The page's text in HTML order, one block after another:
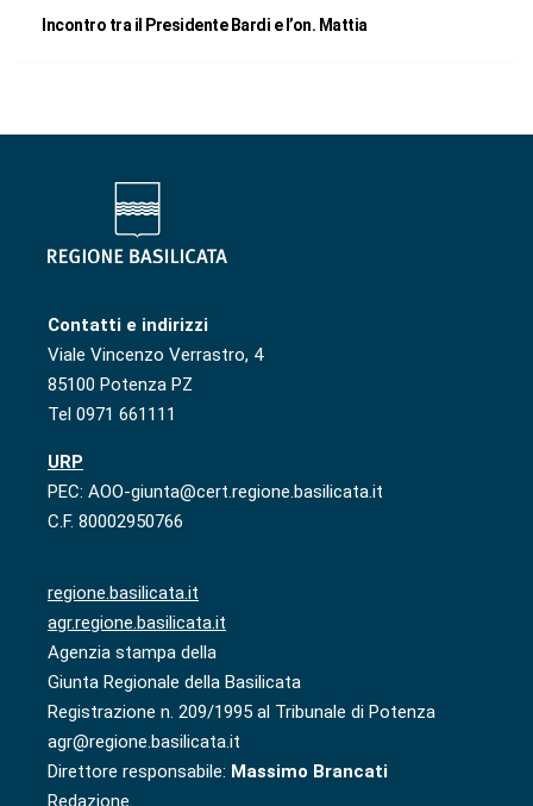
Incontro tra il Presidente Bardi e l’on. Mattia
Contatti e indirizzi
Viale Vincenzo Verrastro, 4
85100 Potenza PZ
Tel 0971 661111
URP
PEC: AOO-giunta@cert.regione.basilicata.it
C.F. 80002950766
regione.basilicata.it
agr.regione.basilicata.it
Agenzia stampa della
Giunta Regionale della Basilicata
Registrazione n. 209/1995 al Tribunale di Potenza
agr@regione.basilicata.it
Direttore responsabile: Massimo Brancati
Redazione